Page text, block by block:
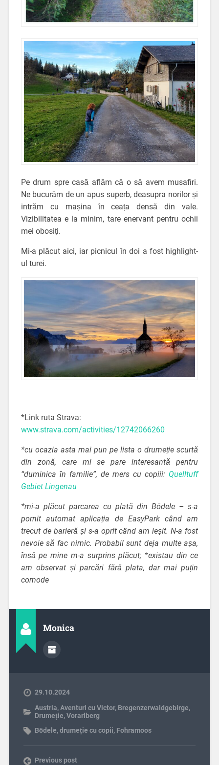
Pe drum spre casă aflăm că o să avem musafiri.
Ne bucurăm de un apus superb, deasupra norilor și
intrăm cu mașina în ceața densă din vale.
Vizibilitatea e la minim, tare enervant pentru ochii
mei obosiți.
Mi-a plăcut aici, iar picnicul în doi a fost highlight-
ul turei.
*Link ruta Strava:
www.strava.com/activities/12742066260
*cu ocazia asta mai pun pe lista o drumeție scurtă
din zonă, care mi se pare interesantă pentru
“duminica în familie”, de mers cu copiii: Quelltuff
Gebiet Lingenau
*mi-a plăcut parcarea cu plată din Bödele – s-a
pornit automat aplicația de EasyPark când am
trecut de barieră și s-a oprit când am ieșit. N-a fost
nevoie să fac nimic. Probabil sunt deja multe așa,
însă pe mine m-a surprins plăcut; *existau din ce
am observat și parcări fără plata, dar mai puțin
comode
Monica
29.10.2024
Austria,Aventuri cu Victor, Bregenzerwaldgebirge,
Drumeție,Vorarlberg
Bödele,drumeție cu copii, Fohramoos
Previous post